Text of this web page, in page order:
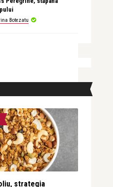
Botezatu
strategia